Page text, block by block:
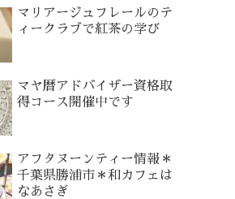
マリアージュフレールのテ
ィークラブで紅茶の学び
マヤ暦アドバイザー資格取
得コース開催中です
アフタヌーンティー情報＊
千葉県勝浦市＊和カフェは
なあさぎ